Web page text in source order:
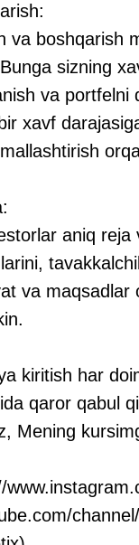
va boshqarish
sizning
va
xavf
aniq
va
kiritish har
qaror qabul
Mening